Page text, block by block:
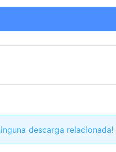
descarga relacionada!